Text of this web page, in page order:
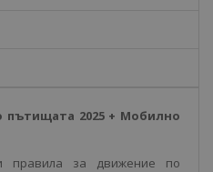
пътищата 2025 + Мобилно
правила за движение по